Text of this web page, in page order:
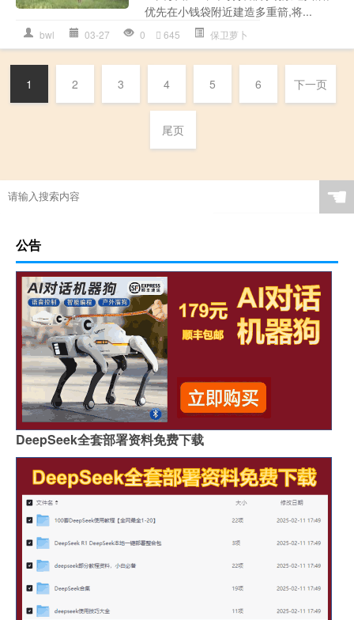
优先在小钱袋附近建造多重箭,将...
bwl 03-27 0 645 保卫萝卜
1 2 3 4 5 6 下一页
尾页
☚
公告
DeepSeek全套部署资料免费下载